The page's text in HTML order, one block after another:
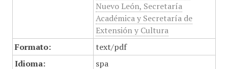
Nuevo León, Secretaría
Académica y Secretaría de
Extensión y Cultura
Formato:
text/pdf
Idioma:
spa